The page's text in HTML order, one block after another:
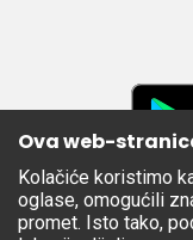
Apple
Store
Ova web-
Kolačiće koristimo
oglase, omogućili
promet. Isto tako,